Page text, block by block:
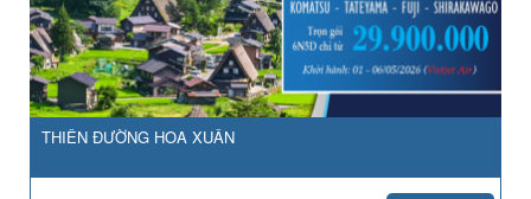
THIÊN ĐƯỜNG HOA XUÂN